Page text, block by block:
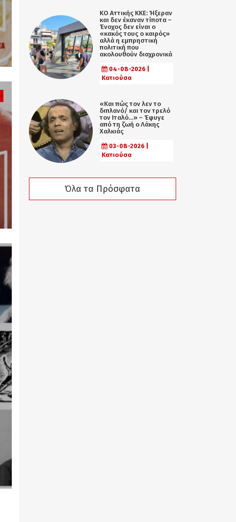
KO Αττικής ΚΚΕ: Ήξεραν
και δεν έκαναν τίποτα –
Ένοχος δεν είναι ο
«κακός τους ο καιρός»
αλλά η εµπρηστική
πολιτική που
ακολουθούν διαχρονικά
04-08-2026 |
Κατιούσα
«Και πώς τον λεν το
διπλανό/ και τον τρελό
τον Ιταλό…» – Έφυγε
από τη ζωή ο Λάκης
Χαλκιάς
03-08-2026 |
Κατιούσα
Όλα τα Πρόσφατα